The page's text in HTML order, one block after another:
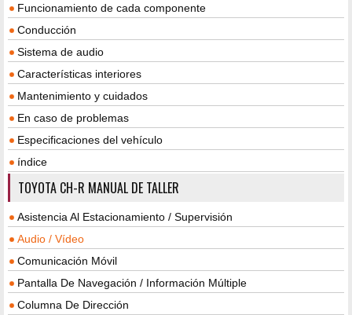
Funcionamiento de cada componente
Conducción
Sistema de audio
Características interiores
Mantenimiento y cuidados
En caso de problemas
Especificaciones del vehículo
índice
TOYOTA CH-R MANUAL DE TALLER
Asistencia Al Estacionamiento / Supervisión
Audio / Vídeo
Comunicación Móvil
Pantalla De Navegación / Información Múltiple
Columna De Dirección